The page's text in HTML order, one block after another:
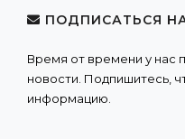
ПОДПИСАТЬСЯ
Время от времени у нас
новости. Подпишитесь,
информацию.